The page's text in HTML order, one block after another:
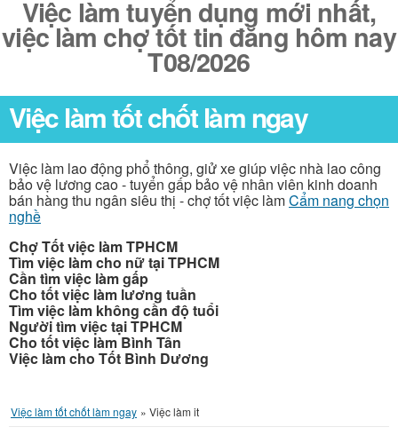
Việc làm tuyển dụng mới nhất,
việc làm chợ tốt tin đăng hôm nay
T08/2026
Việc làm tốt chốt làm ngay
Việc làm lao động phổ thông, giử xe giúp việc nhà lao công
bảo vệ lương cao - tuyển gấp bảo vệ nhân viên kinh doanh
bán hàng thu ngân siêu thị - chợ tốt việc làmCẩm nang chọn
nghề
Chợ Tốt việc làm TPHCM
Tìm việc làm cho nữ tại TPHCM
Cần tìm việc làm gấp
Cho tốt việc làm lương tuần
Tìm việc làm không cần độ tuổi
Người tìm việc tại TPHCM
Cho tốt việc làm Bình Tân
Việc làm cho Tốt Bình Dương
Việc làm tốt chốt làm ngay » Việc làm it